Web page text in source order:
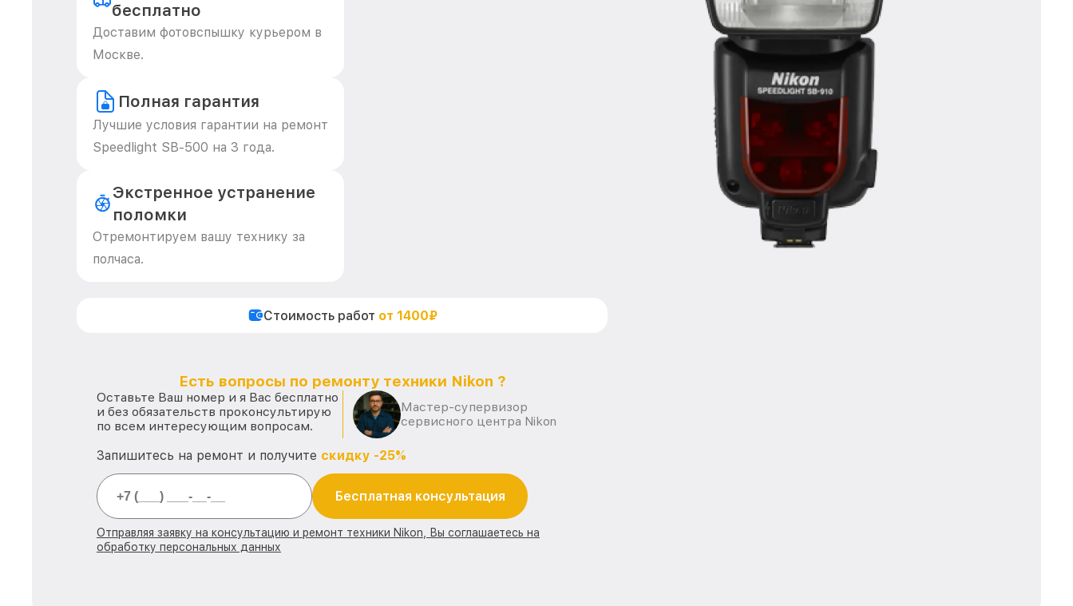
бесплатно
Доставим фотовспышку курьером в
Москве.
Полная гарантия
Лучшие условия гарантии на ремонт
Speedlight SB-500 на 3 года.
Экстренное устранение
поломки
Отремонтируем вашу технику за
полчаса.
Стоимость работ от 1400₽
Есть вопросы по ремонту техники Nikon ?
Оставьте Ваш номер и я Вас бесплатно
и без обязательств проконсультирую
по всем интересующим вопросам.
Мастер-супервизор
сервисного центра Nikon
Запишитесь на ремонт и получите скидку -25%
Бесплатная консультация
Отправляя заявку на консультацию и ремонт техники Nikon, Вы соглашаетесь на
обработку персональных данных